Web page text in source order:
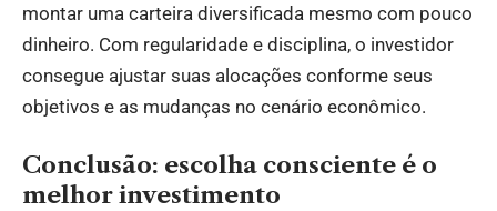
montar uma carteira diversificada mesmo com pouco
dinheiro. Com regularidade e disciplina, o investidor
consegue ajustar suas alocações conforme seus
objetivos e as mudanças no cenário econômico.
Conclusão: escolha consciente é o
melhor investimento